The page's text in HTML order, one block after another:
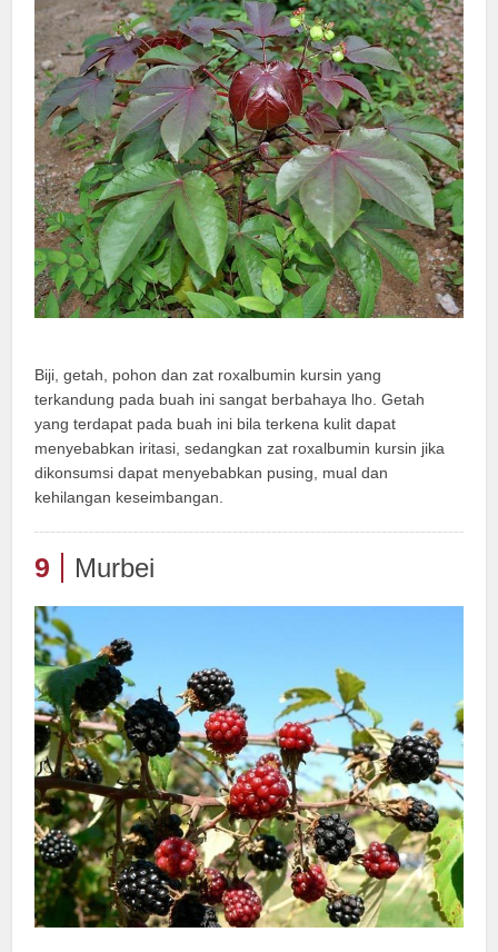
Biji, getah, pohon dan zat roxalbumin kursin yang
terkandung pada buah ini sangat berbahaya lho. Getah
yang terdapat pada buah ini bila terkena kulit dapat
menyebabkan iritasi, sedangkan zat roxalbumin kursin jika
dikonsumsi dapat menyebabkan pusing, mual dan
kehilangan keseimbangan.
9 Murbei